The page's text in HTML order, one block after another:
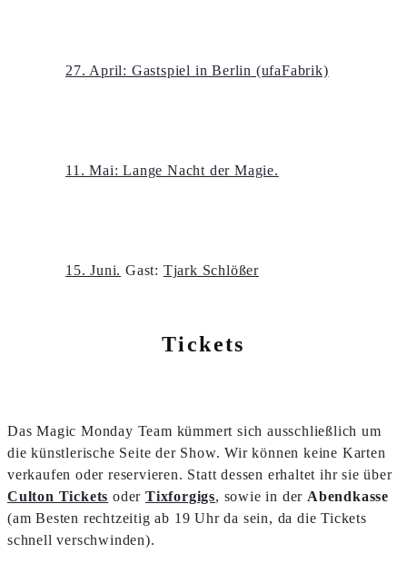
27. April: Gastspiel in Berlin (ufaFabrik)
11. Mai: Lange Nacht der Magie.
15. Juni. Gast: Tjark Schlößer
Tickets
Das Magic Monday Team kümmert sich ausschließlich um
die künstlerische Seite der Show. Wir können keine Karten
verkaufen oder reservieren. Statt dessen erhaltet ihr sie über
Culton Tickets oderTixforgigs, sowie in der Abendkasse
(am Besten rechtzeitig ab 19 Uhr da sein, da die Tickets
schnell verschwinden).